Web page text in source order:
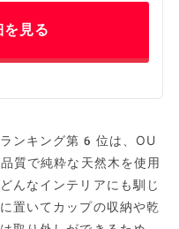
見る
ンキング第6位は、OU
質で純粋な天然木を使用
んなインテリアにも馴じ
置いてカップの収納や乾